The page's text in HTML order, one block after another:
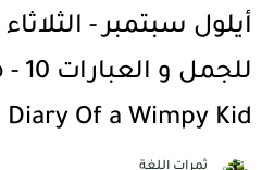
أيلول سبتمبر -
Diary Of a Wimpy Kid